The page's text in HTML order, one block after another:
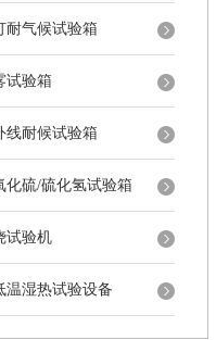
耐气候试验箱
试验箱
线耐候试验箱
化硫/硫化氢试验箱
试验机
温湿热试验设备